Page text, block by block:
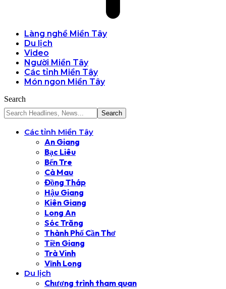
Làng nghề Miền Tây
Du lịch
Video
Người Miền Tây
Các tỉnh Miền Tây
Món ngon Miền Tây
Search
Các tỉnh Miền Tây
An Giang
Bạc Liêu
Bến Tre
Cà Mau
Đồng Tháp
Hậu Giang
Kiên Giang
Long An
Sóc Trăng
Thành Phố Cần Thơ
Tiền Giang
Trà Vinh
Vĩnh Long
Du lịch
Chương trình tham quan